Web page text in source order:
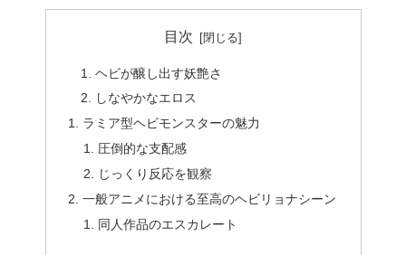
目次
ヘビが醸し出す妖艶さ
しなやかなエロス
ラミア型ヘビモンスターの魅力
圧倒的な支配感
じっくり反応を観察
一般アニメにおける至高のヘビリョナシーン
同人作品のエスカレート